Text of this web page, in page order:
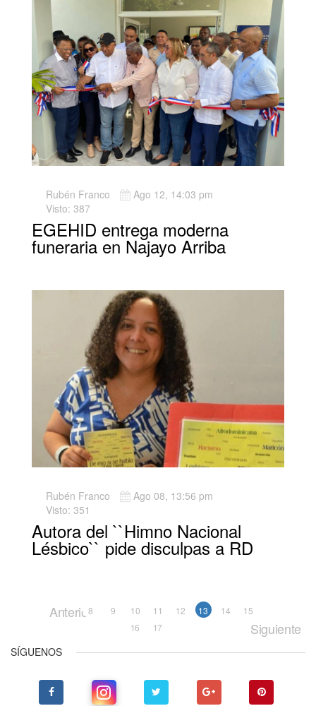
Rubén Franco
Ago 12, 14:03 pm
Visto: 387
EGEHID entrega moderna
funeraria en Najayo Arriba
Rubén Franco
Ago 08, 13:56 pm
Visto: 351
Autora del ``Himno Nacional
Lésbico`` pide disculpas a RD
Anterior
8 9 10 11 12 13 14
15
16
17 Siguiente
SÍGUENOS